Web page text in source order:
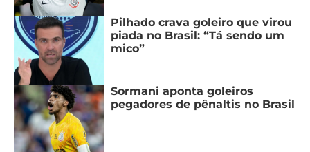
Pilhado crava goleiro que virou
piada no Brasil: “Tá sendo um
mico”
Sormani aponta goleiros
pegadores de pênaltis no Brasil